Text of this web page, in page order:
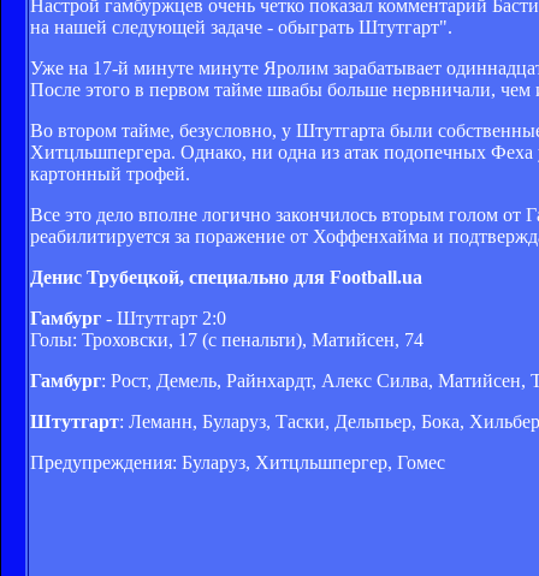
Настрой гамбуржцев очень четко показал комментарий
на нашей следующей задаче - обыграть Штутгарт".
Уже на 17-й минуте минуте Яролим зарабатывает
После этого в первом тайме швабы больше нервничали,
Во втором тайме, безусловно, у Штутгарта были
Хитцльшпергера. Однако, ни одна из атак подопечных
картонный трофей.
Все это дело вполне логично закончилось вторым голом
реабилитируется за поражение от Хоффенхайма и
Денис Трубецкой, специально для Football.ua
Гамбург - Штутгарт 2:0
Голы: Троховски, 17 (с пенальти), Матийсен, 74
Гамбург: Рост, Демель, Райнхардт, Алекс Силва,
Штутгарт: Леманн, Буларуз, Таски, Дельпьер, Бока,
Предупреждения: Буларуз, Хитцльшпергер, Гомес